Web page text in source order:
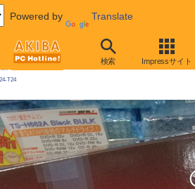
Powered by Translate
検索 Impressサイト
Hotline! 2010年1月23日号
T24